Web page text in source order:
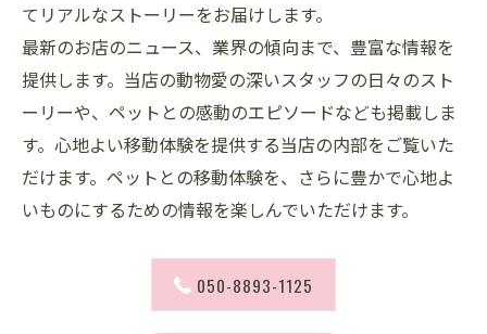
てリアルなストーリーをお届けします。
最新のお店のニュース、業界の傾向まで、豊富な情報を
提供します。当店の動物愛の深いスタッフの日々のスト
ーリーや、ペットとの感動のエピソードなども掲載しま
す。心地よい移動体験を提供する当店の内部をご覧いた
だけます。ペットとの移動体験を、さらに豊かで心地よ
いものにするための情報を楽しんでいただけます。
050-8893-1125